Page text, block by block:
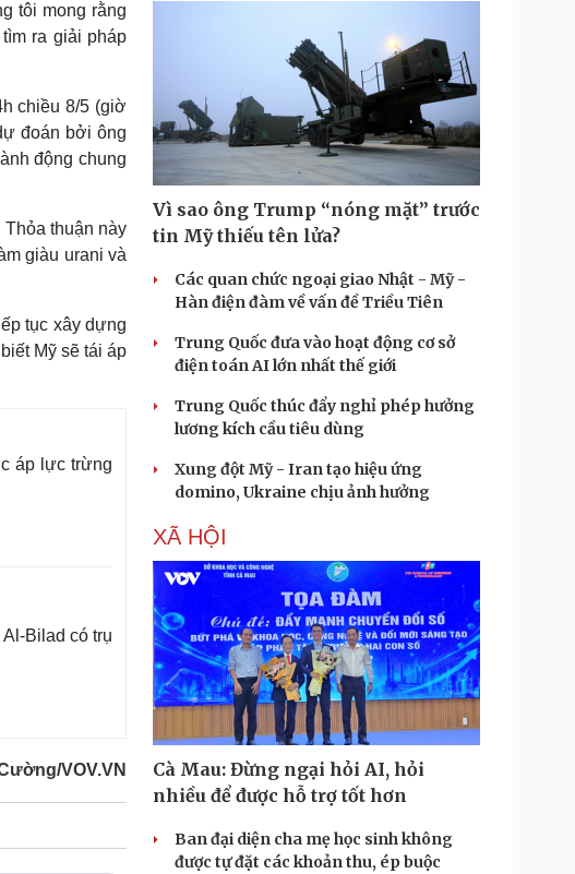
tôi mong rằng
ra giải pháp
chiều 8/5 (giờ
đoán bởi ông
động chung
thuận này
giàu urani và
tục xây dựng
Mỹ sẽ tái áp
áp lực trừng
Bilad có trụ
VOV.VN
Vì sao ông Trump “nóng mặt” trước
tin Mỹ thiếu tên lửa?
Các quan chức ngoại giao Nhật - Mỹ -
Hàn điện đàm về vấn đề Triều Tiên
Trung Quốc đưa vào hoạt động cơ sở
điện toán AI lớn nhất thế giới
Trung Quốc thúc đẩy nghỉ phép hưởng
lương kích cầu tiêu dùng
Xung đột Mỹ - Iran tạo hiệu ứng
domino, Ukraine chịu ảnh hưởng
XÃ HỘI
Cà Mau: Đừng ngại hỏi AI, hỏi
nhiều để được hỗ trợ tốt hơn
Ban đại diện cha mẹ học sinh không
được tự đặt các khoản thu, ép buộc